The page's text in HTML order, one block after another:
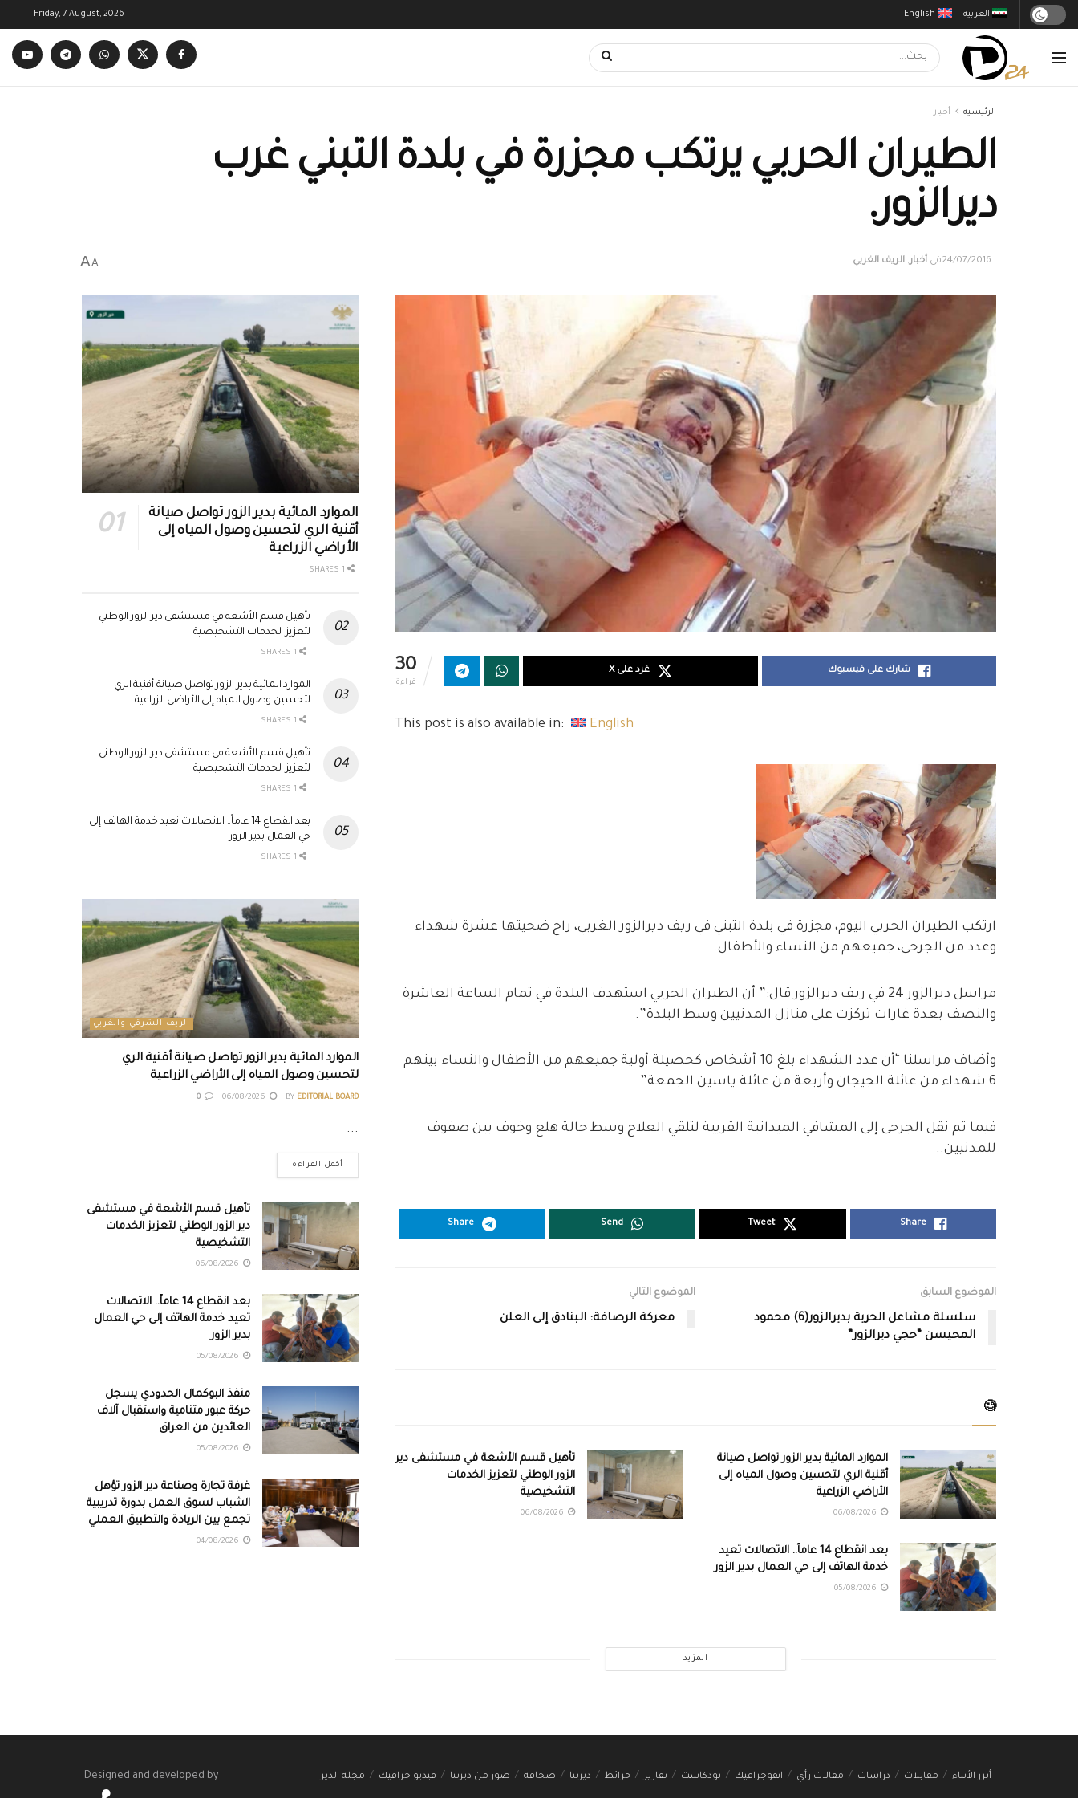
English العربية Friday, 7 August, 2026
الرئيسية أخبار
الطيران الحربي يرتكب مجزرة في بلدة التبني غرب
ديرالزور.
24/07/2016في أخبار, الريف الغربي A
A
30
قراءة
شارك على فيسبوك غرد على X
This post is also available in: English
ارتكب الطيران الحربي اليوم، مجزرة في بلدة التبني في ريف ديرالزور الغربي، راح ضحيتها عشرة شهداء
وعدد من الجرحى، جميعهم من النساء والأطفال.
مراسل ديرالزور 24 في ريف ديرالزور قال:” أن الطيران الحربي استهدف البلدة في تمام الساعة العاشرة
والنصف بعدة غارات تركزت على منازل المدنيين وسط البلدة”.
وأضاف مراسلنا “أن عدد الشهداء بلغ 10 أشخاص كحصيلة أولية جميعهم من الأطفال والنساء بينهم
6 شهداء من عائلة الجيجان وأربعة من عائلة ياسين الجمعة”.
فيما تم نقل الجرحى إلى المشافي الميدانية القريبة لتلقي العلاج وسط حالة هلع وخوف بين صفوف
للمدنيين..
Share
Tweet
Send
Share
الموضوع السابق
سلسلة مشاعل الحرية بديرالزور(6) محمود
المحيسن “حجي ديرالزور”
الموضوع التالي
معركة الرصافة: البنادق إلى العلن
🧐
الموارد المائية بدير الزور تواصل صيانة
أقنية الري لتحسين وصول المياه إلى
الأراضي الزراعية
تأهيل قسم الأشعة في مستشفى دير
الزور الوطني لتعزيز الخدمات
التشخيصية
بعد انقطاع 14 عاماً.. الاتصالات تعيد
خدمة الهاتف إلى حي العمال بدير الزور
المزيد
الموارد المائية بدير الزور تواصل صيانة
أقنية الري لتحسين وصول المياه إلى
الأراضي الزراعية
تأهيل قسم الأشعة في مستشفى دير الزور الوطني
لتعزيز الخدمات التشخيصية
الموارد المائية بدير الزور تواصل صيانة أقنية الري
لتحسين وصول المياه إلى الأراضي الزراعية
تأهيل قسم الأشعة في مستشفى دير الزور الوطني
لتعزيز الخدمات التشخيصية
بعد انقطاع 14 عاماً.. الاتصالات تعيد خدمة الهاتف إلى
حي العمال بدير الزور
الريف الشرقي والغربي
الموارد المائية بدير الزور تواصل صيانة أقنية الري
لتحسين وصول المياه إلى الأراضي الزراعية
BY EDITORIAL BOARD
0
...
أكمل القراءة
تأهيل قسم الأشعة في مستشفى
دير الزور الوطني لتعزيز الخدمات
التشخيصية
بعد انقطاع 14 عاماً.. الاتصالات
تعيد خدمة الهاتف إلى حي العمال
بدير الزور
منفذ البوكمال الحدودي يسجل
حركة عبور متنامية واستقبال آلاف
العائدين من العراق
غرفة تجارة وصناعة دير الزور تؤهل
الشباب لسوق العمل بدورة تدريبية
تجمع بين الريادة والتطبيق العملي
أبرز الأنباء مقابلات دراسات مقالات رأي انفوجرافيك بودكاست تقارير خرائط ديرتنا صحافة صور من ديرتنا فيديو جرافيك مجلة الدير Designed and developed by